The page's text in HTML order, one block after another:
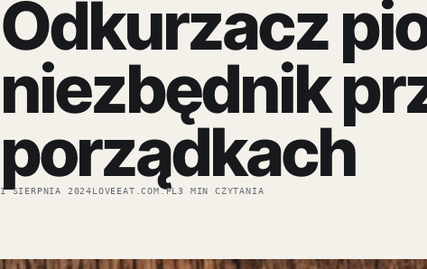
Odkurzacz
niezbędnik
porządkach
1 SIERPNIA 2024LOVEEAT.COM.PL3 MIN CZYTANIA